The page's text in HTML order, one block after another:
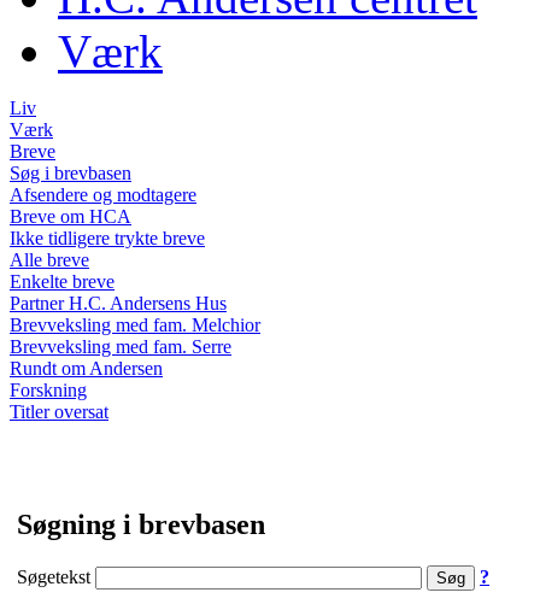
Værk
Liv
Værk
Breve
Søg i brevbasen
Afsendere og modtagere
Breve om HCA
Ikke tidligere trykte breve
Alle breve
Enkelte breve
Partner H.C. Andersens Hus
Brevveksling med fam. Melchior
Brevveksling med fam. Serre
Rundt om Andersen
Forskning
Titler oversat
Søgning i brevbasen
Søgetekst ?